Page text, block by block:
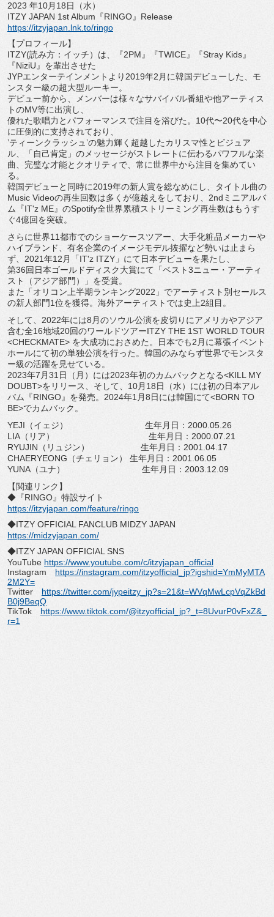
2023 年10月 18日（水）
ITZY JAPAN 1st Album 『RINGO』 Release
https://itzyjapan.lnk.to/ringo
【プロフィール】
ITZY(読み方：イッチ）は、『2PM 』『TWICE』『Stray Kids』
『NiziU 』を輩出させた
JYPエンターテインメントより 2019年2 月に韓国デビューした、モ
ンスター級の超大型ルーキー。
デビュー前から、
メンバーは様々なサバイバル番組や他アーティス
トのMV等に出演し、
優れた歌唱力とパフォーマンスで注目を浴びた。 10代〜20代を中心
に圧倒的に支持されており、
’ティーンクラッシュ’の魅力輝く超越したカリスマ性とビジュア
ル、「自己肯定」 のメッセージがストレートに伝わるパワフルな楽
曲、 完璧な才能とクオリティで、常に世界中から注目を集めてい
る。
韓国デビューと同時に2019年の新人賞を総なめにし、
タイトル曲の
Music Videoの再生回数は多くが億越えをしており、 2nd ミニアルバ
ム『IT'z ME』のSpotify全世界累積ストリーミング再生数はもうす
ぐ4億回を突破。
さらに世界11都市でのショーケースツアー、 大手化粧品メーカーや
ハイブランド、 有名企業のイメージモデル抜擢など勢いは止まら
ず、 2021年1 2 月「IT'z ITZY 」にて日本デビューを果たし、
第36回日本ゴールドディスク大賞にて「ベスト3ニュー・ アーティ
スト（アジア部門）」を受賞。
また「オリコン上半期ランキング2022 」 でアーティスト別セールス
の新人部門1位を獲得。 海外アーティストでは史上2組目。
そして、 2022年には8月のソウル公演を皮切りにアメリカやアジア
含む全16地域20回のワールドツアーITZY THE 1ST WORLD TOUR
<CHECKMATE> を大成功におさめた。日本でも2 月に幕張イベント
ホールにて初の単独公演を行った。韓国のみならず世界でモンスタ
ー級の活躍を見せている。
2023年7 月31 日（月）には2023年初のカムバックとなる<KILL MY
DOUBT>をリリース、そして、 10月 18日（水） には初の日本アル
バム『RINGO』を発売。 2024年1 月8日には韓国にて<BORN TO
BE>でカムバック。
YEJI （イェジ） 生年月日： 2000.05.26
LIA （リア） 生年月日： 2000.07.21
RYUJIN （リュジン） 生年月日： 2001.04.17
CHAERYEONG （チェリョン） 生年月日： 2001.06.05
YUNA （ユナ） 生年月日： 2003.12.09
【関連リンク】
◆『RINGO』特設サイト
https://itzyjapan.com/feature/ringo
◆ITZY OFFICIAL FANCLUB MIDZY JAPAN
https://midzyjapan.com/
◆ITZY JAPAN OFFICIAL SNS
YouTube https://www.youtube.com/c/itzyjapan_official
Instagram
https://instagram.com/itzyofficial_jp?igshid=YmMyMTA
2M2Y=
Twitter
https://twitter.com/jypeitzy_ jp?s=21&t=WVqMwLcpVqZkBd
B0j9BeqQ
TikTok
https://www.tiktok.com/@itzyofficial_jp?_t=8UvurP0vFxZ&_
r=1